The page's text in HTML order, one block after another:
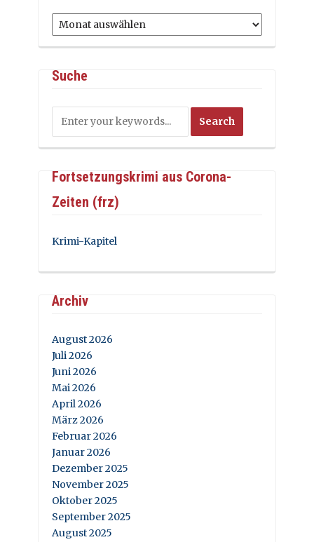
Archiv
Suche
Fortsetzungskrimi aus Corona-
Zeiten (frz)
Krimi-Kapitel
Archiv
August 2026
Juli 2026
Juni 2026
Mai 2026
April 2026
März 2026
Februar 2026
Januar 2026
Dezember 2025
November 2025
Oktober 2025
September 2025
August 2025